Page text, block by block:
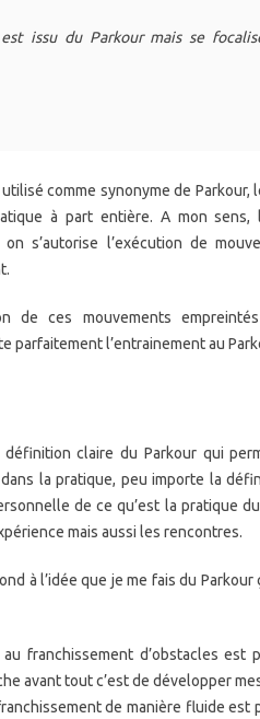
issu du Parkour mais se
comme synonyme de Parkour,
à part entière. A mon sens,
s’autorise l’exécution de
de ces mouvements
parfaitement l’entrainement au
claire du Parkour qui
la pratique, peu importe la
de ce qu’est la pratique
mais aussi les rencontres.
à l’idée que je me fais du Parkour
franchissement d’obstacles est
avant tout c’est de développer
de manière fluide est